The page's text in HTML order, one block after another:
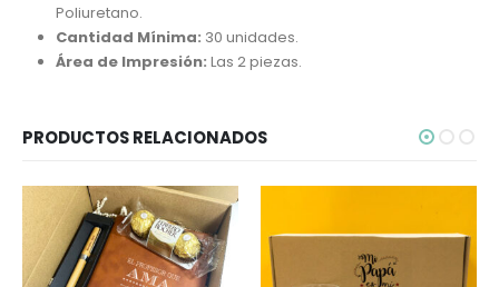
Poliuretano.
Cantidad Mínima: 30 unidades.
Área de Impresión: Las 2 piezas.
PRODUCTOS RELACIONADOS